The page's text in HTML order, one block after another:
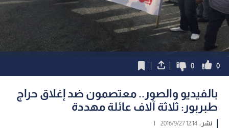
0
0
بالفيديو والصور.. معتصمون ضد إغلاق حراج
طبربور: ثلاثة آلاف عائلة مهددة
نشر :12:14 2016/9/27
|